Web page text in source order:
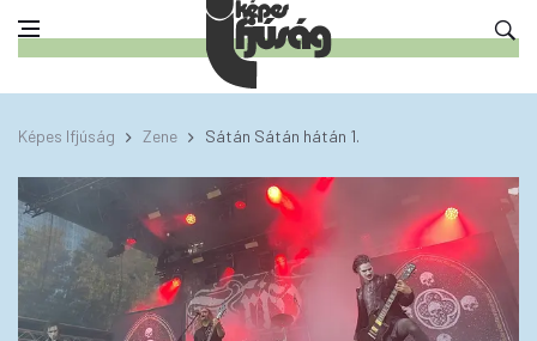
Képes Ifjúság Zene Sátán Sátán hátán 1.